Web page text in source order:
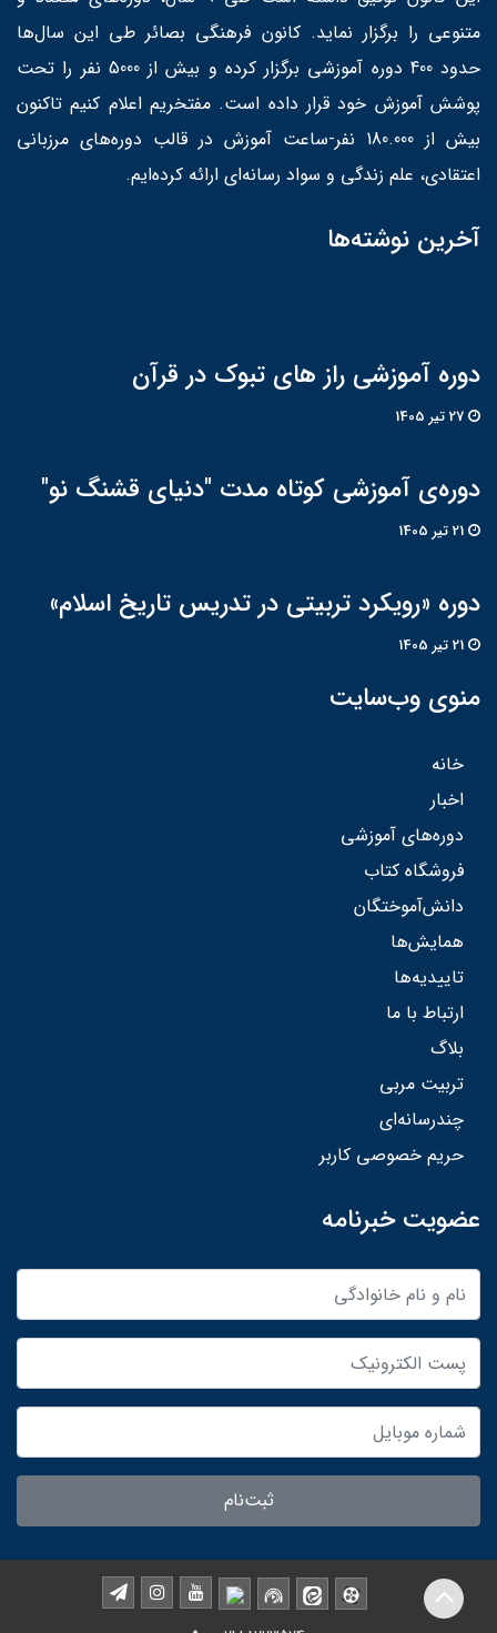
متنوعی را برگزار نماید. کانون فرهنگی بصائر طی این سال‌ها
حدود 400 دوره آموزشی برگزار کرده و بیش از 5000 نفر را تحت
پوشش آموزش خود قرار داده است. مفتخریم اعلام کنیم تاکنون
بیش از 180.000 نفر-ساعت آموزش در قالب دوره‌های مرزبانی
اعتقادی، علم زندگی و سواد رسانه‌ای ارائه کرده‌ایم.
آخرین نوشته‌ها
دوره آموزشی راز های تبوک در قرآن
دوره‌ی آموزشی کوتاه مدت "دنیای قشنگ نو"
دوره «رویکرد تربیتی در تدریس تاریخ اسلام»
منوی وب‌سایت
خانه
اخبار
دوره‌های آموزشی
فروشگاه کتاب
دانش‌آموختگان
همایش‌ها
تاییدیه‌ها
ارتباط با ما
بلاگ
تربیت مربی
چندرسانه‌ای
حریم خصوصی کاربر
عضویت خبرنامه
ثبت‌نام